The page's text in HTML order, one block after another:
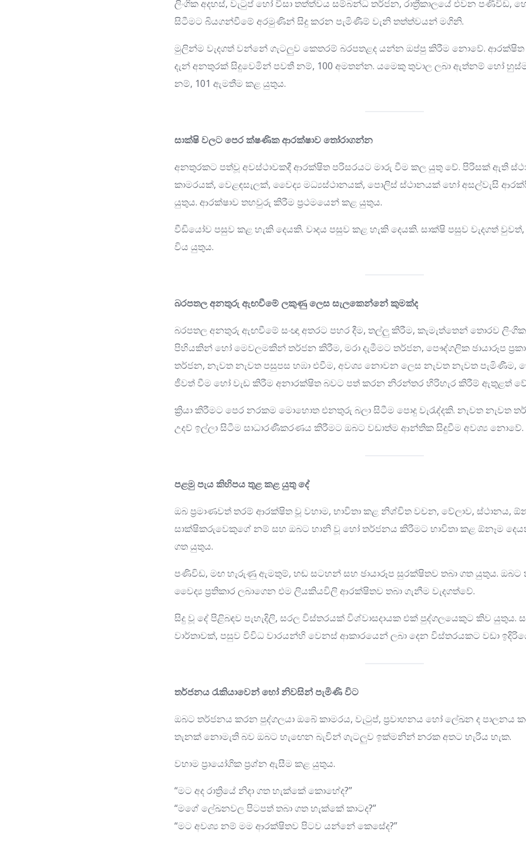
ලිංගික අදහස්, වැටුප් හෝ වීසා තත්ත්වය සම්බන්ධ තර්ජන, රාත්‍රීකාලයේ එවන පණිවිඩ,
සිටීමට බියගන්වීමේ අරමුණින් සිදු කරන පැමිණීම් වැනි තත්ත්වයන් මගිනි.
මුලින්ම වැදගත් වන්නේ ගැටලුව කෙතරම් බරපතළද යන්න ඔප්පු කිරීම නොවේ. ආරක්ෂිත
දැන් අනතුරක් සිදුවෙමින් පවතී නම්, 100 අමතන්න. යමෙකු තුවාල ලබා ඇත්නම් හෝ
නම්, 101 ඇමතීම කළ යුතුය.
සාක්ෂි වලට පෙර ක්ෂණික ආරක්ෂාව තෝරාගන්න
අනතුරකට පත්වූ අවස්ථාවකදී ආරක්ෂිත පරිසරයට මාරු වීම කල යුතු වේ. පිරිසක් ඇති
කාමරයක්, වෙළඳසැලක්, වෛද්‍ය මධ්‍යස්ථානයක්, පොලිස් ස්ථානයක් හෝ අසල්වැසි
යුතුය. ආරක්ෂාව තහවුරු කිරීම ප්‍රථමයෙන් කළ යුතුය.
වීඩියෝව පසුව කළ හැකි දෙයකි. වාදය පසුව කළ හැකි දෙයකි. සාක්ෂි පසුව වැදගත්
විය යුතුය.
බරපතල අනතුරු ඇඟවීමේ ලකුණු ලෙස සැලකෙන්නේ කුමක්ද
බරපතල අනතුරු ඇඟවීමේ සංඥා අතරට පහර දීම, තල්ලු කිරීම, කැමැත්තෙන් තොරව
පිහියකින් හෝ මෙවලමකින් තර්ජන කිරීම, මරා දැමීමට තර්ජන, පෞද්ගලික ඡායාරූප
තර්ජන, නැවත නැවත පසුපස හඹා එවීම, අවශ්‍ය නොවන ලෙස නැවත නැවත පැමිණීම,
ජීවත් වීම හෝ වැඩ කිරීම අනාරක්ෂිත බවට පත් කරන නිරන්තර හිරිහැර කිරීම් ඇතුළත්
ක්‍රියා කිරීමට පෙර නරකම මොහොත එනතුරු බලා සිටීම පොදු වැරැද්දකි. නැවත නැවත
උදව් ඉල්ලා සිටීම සාධාරණීකරණය කිරීමට ඔබට වඩාත්ම ආන්තික සිදුවීම අවශ්‍ය නොවේ.
පළමු පැය කිහිපය තුළ කළ යුතු දේ
ඔබ ප්‍රමාණවත් තරම් ආරක්ෂිත වූ වහාම, භාවිතා කළ නිශ්චිත වචන, වේලාව, ස්ථානය,
සාක්ෂිකරුවෙකුගේ නම් සහ ඔබට හානි වූ හෝ තර්ජනය කිරීමට භාවිතා කළ ඕනෑම
ගත යුතුය.
පණිවිඩ, මඟ හැරුණු ඇමතුම්, හඬ සටහන් සහ ඡායාරූප සුරක්ෂිතව තබා ගත යුතුය. ඔබට
වෛද්‍ය ප්‍රතිකාර ලබාගෙන එම ලියකියවිලි ආරක්ෂිතව තබා ගැනීම වැදගත්වේ.
සිදු වූ දේ පිළිබඳව පැහැදිලි, සරල විස්තරයක් විශ්වාසදායක එක් පුද්ගලයෙකුට කිව
වාර්තාවක්, පසුව විවිධ වාරයන්හි වෙනස් ආකාරයෙන් ලබා දෙන විස්තරයකට වඩා
තර්ජනය රැකියාවෙන් හෝ නිවසින් පැමිණි විට
ඔබට තර්ජනය කරන පුද්ගලයා ඔබේ කාමරය, වැටුප්, ප්‍රවාහනය හෝ ලේඛන ද පාලනය
තැනක් නොමැති බව ඔබට හැඟෙන බැවින් ගැටලුව ඉක්මනින් නරක අතට හැරිය හැක.
වහාම ප්‍රායෝගික ප්‍රශ්න ඇසීම කළ යුතුය.
“මට අද රාත්‍රියේ නිදා ගත හැක්කේ කොහේද?”
“මගේ ලේඛනවල පිටපත් තබා ගත හැක්කේ කාටද?”
“මට අවශ්‍ය නම් මම ආරක්ෂිතව පිටව යන්නේ කෙසේද?”